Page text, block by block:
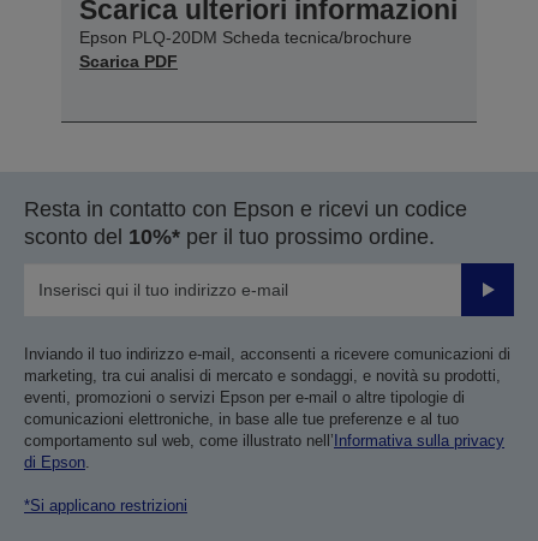
Scarica ulteriori informazioni
Epson PLQ-20DM Scheda tecnica/brochure
Scarica PDF
Resta in contatto con Epson e ricevi un codice
sconto del 10%* per il tuo prossimo ordine.
Invia
Inviando il tuo indirizzo e-mail, acconsenti a ricevere comunicazioni di
marketing, tra cui analisi di mercato e sondaggi, e novità su prodotti,
eventi, promozioni o servizi Epson per e-mail o altre tipologie di
comunicazioni elettroniche, in base alle tue preferenze e al tuo
comportamento sul web, come illustrato nell’ Informativa sulla privacy
di Epson
*Si applicano restrizioni